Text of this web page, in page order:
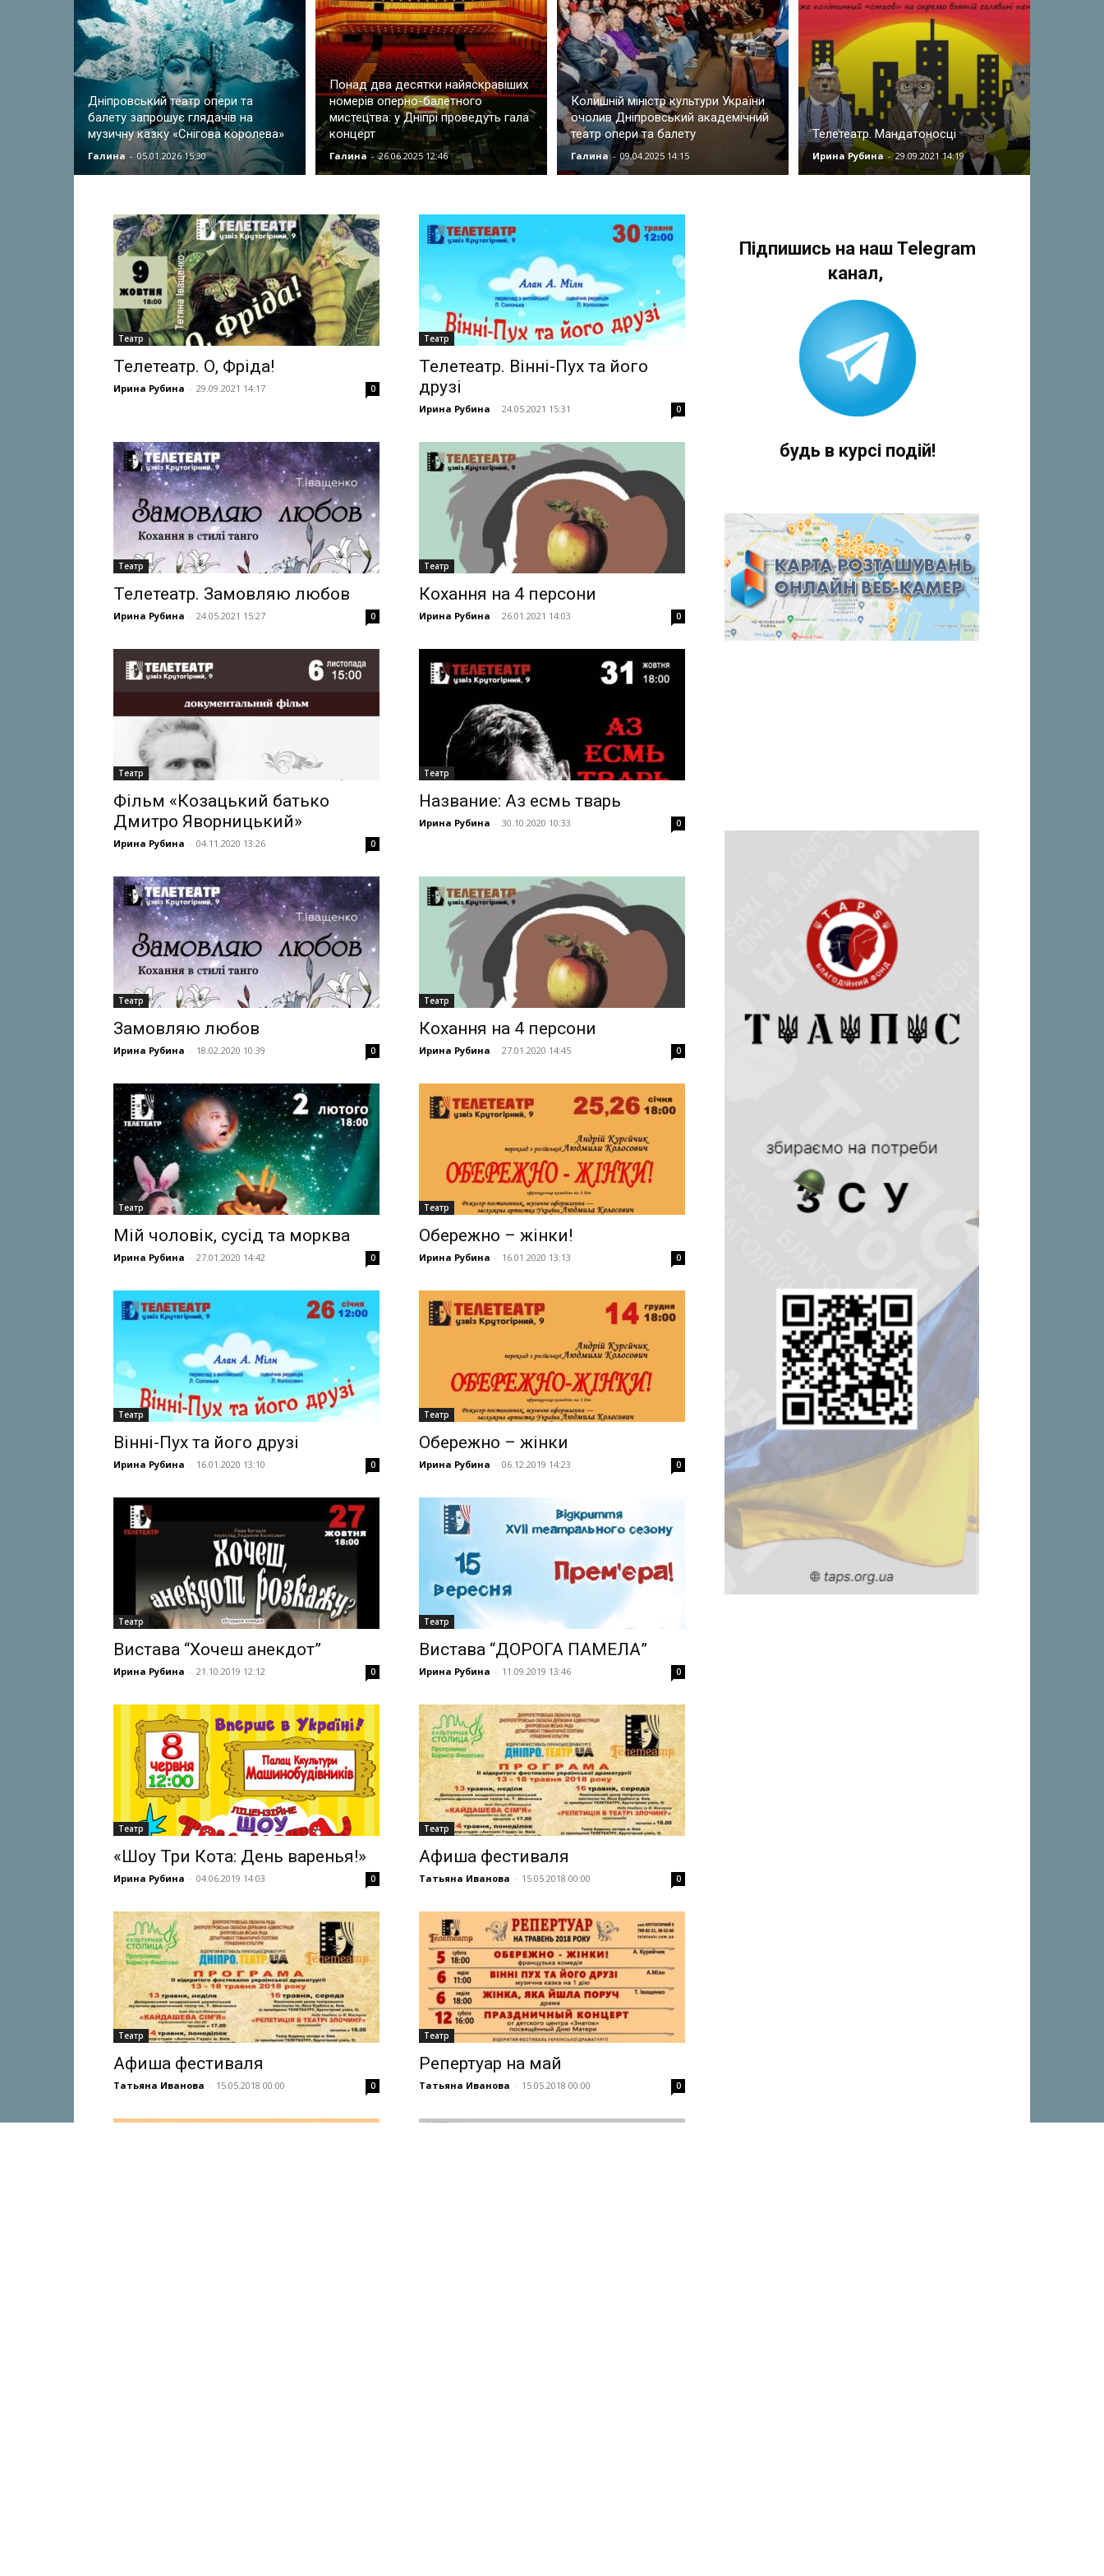
Дніпровський театр опери та
балету запрошує глядачів на
музичну казку «Снігова королева»
Галина - 05.01.2026 15:30
Понад два десятки найяскравіших
номерів оперно-балетного
мистецтва: у Дніпрі проведуть гала
концерт
Галина - 26.06.2025 12:46
Колишній міністр культури України
очолив Дніпровський академічний
театр опери та балету
Галина - 09.04.2025 14:15
Телетеатр. Мандатоносці
Ирина Рубина - 29.09.2021 14:19
Театр
Телетеатр. О, Фріда!
Ирина Рубина - 29.09.2021 14:17 0
Театр
Телетеатр. Вінні-Пух та його
друзі
Ирина Рубина - 24.05.2021 15:31 0
Театр
Телетеатр. Замовляю любов
Ирина Рубина - 24.05.2021 15:27 0
Театр
Кохання на 4 персони
Ирина Рубина - 26.01.2021 14:03 0
Театр
Фільм «Козацький батько
Дмитро Яворницький»
Ирина Рубина - 04.11.2020 13:26 0
Театр
Название: Аз есмь тварь
Ирина Рубина - 30.10.2020 10:33 0
Театр
Замовляю любов
Ирина Рубина - 18.02.2020 10:39 0
Театр
Кохання на 4 персони
Ирина Рубина - 27.01.2020 14:45 0
Театр
Мій чоловік, сусід та морква
Ирина Рубина - 27.01.2020 14:42 0
Театр
Обережно – жінки!
Ирина Рубина - 16.01.2020 13:13 0
Театр
Вінні-Пух та його друзі
Ирина Рубина - 16.01.2020 13:10 0
Театр
Обережно – жінки
Ирина Рубина - 06.12.2019 14:23 0
Театр
Вистава “Хочеш анекдот”
Ирина Рубина - 21.10.2019 12:12 0
Театр
Вистава “ДОРОГА ПАМЕЛА”
Ирина Рубина - 11.09.2019 13:46 0
Театр
«Шоу Три Кота: День варенья!»
Ирина Рубина - 04.06.2019 14:03 0
Театр
Афиша фестиваля
Татьяна Иванова - 15.05.2018 00:00 0
Театр
Афиша фестиваля
Татьяна Иванова - 15.05.2018 00:00 0
Театр
Репертуар на май
Татьяна Иванова - 15.05.2018 00:00 0
Підпишись на наш Telegram
канал,
будь в курсі подій!